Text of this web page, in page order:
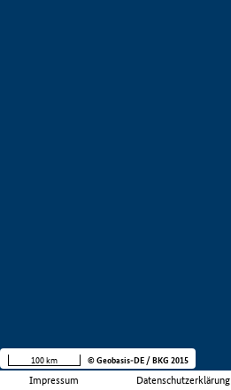
Impressum Datenschutzerklärung
100 km © Geobasis-DE / BKG 2015